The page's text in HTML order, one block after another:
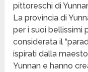
pittoreschi di
La provincia di
per i suoi bellissimi
considerata il
ispirati dalla
Yunnan e hanno